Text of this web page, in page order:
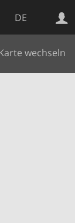
DE
wechseln